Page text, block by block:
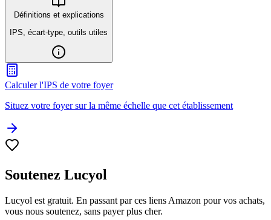
Définitions et explications
IPS, écart-type, outils utiles
Calculer l'IPS de votre foyer
Situez votre foyer sur la même échelle que cet établissement
Soutenez Lucyol
Lucyol est gratuit. En passant par ces liens Amazon pour vos achats,
vous nous soutenez, sans payer plus cher.